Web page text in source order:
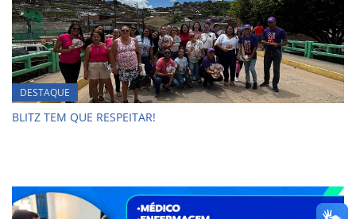
DESTAQUE
BLITZ TEM QUE RESPEITAR!